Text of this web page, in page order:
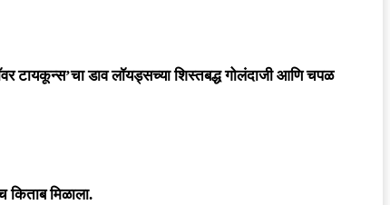
टायकून्स’चा डाव लॉयड्सच्या शिस्तबद्ध गोलंदाजी आणि चपळ
किताब मिळाला.